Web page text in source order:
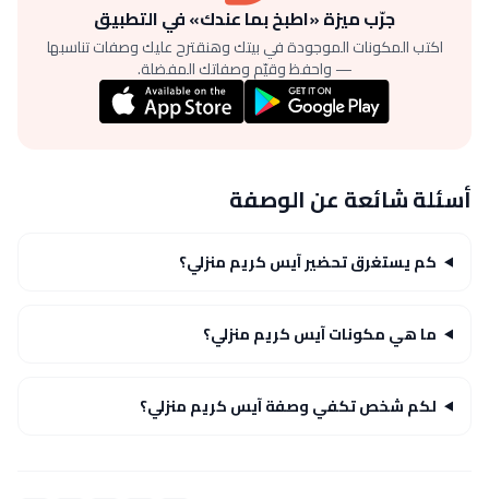
جرّب ميزة «اطبخ بما عندك» في التطبيق
اكتب المكونات الموجودة في بيتك وهنقترح عليك وصفات تناسبها
— واحفظ وقيّم وصفاتك المفضلة.
أسئلة شائعة عن الوصفة
كم يستغرق تحضير آيس كريم منزلي؟
ما هي مكونات آيس كريم منزلي؟
لكم شخص تكفي وصفة آيس كريم منزلي؟